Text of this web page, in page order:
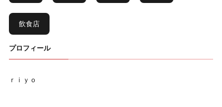
飲食店
プロフィール
ｒｉｙｏ